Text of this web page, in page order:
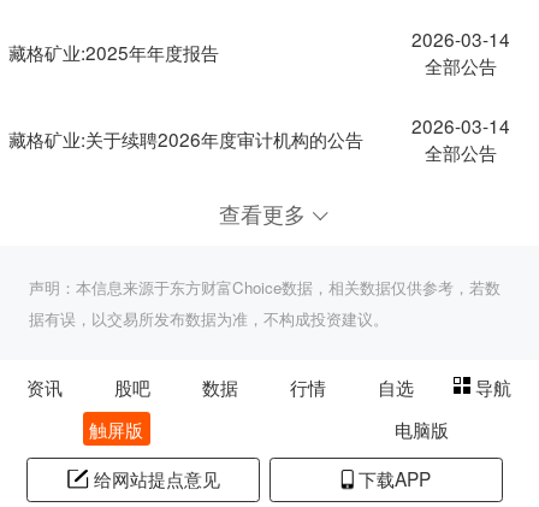
藏格矿业:2025年年度报告
2026-03-14
全部公告
藏格矿业:关于续聘2026年度审计机构的公告
2026-03-14
全部公告
查看更多
声明：本信息来源于东方财富Choice数据，相关数据仅供参考，若数
据有误，以交易所发布数据为准，不构成投资建议。
资讯 股吧 数据 行情 自选
导航
触屏版
电脑版
给网站提点意见
下载APP